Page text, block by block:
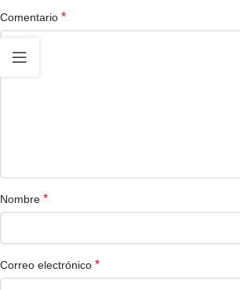
Comentario *
Nombre *
Correo electrónico *